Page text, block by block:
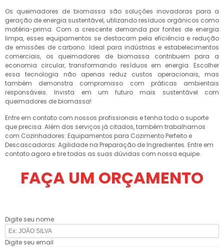
Os queimadores de biomassa são soluções inovadoras para a
geração de energia sustentável, utilizando resíduos orgânicos como
matéria-prima. Com a crescente demanda por fontes de energia
limpa, esses equipamentos se destacam pela eficiência e redução
de emissões de carbono. Ideal para indústrias e estabelecimentos
comerciais, os queimadores de biomassa contribuem para a
economia circular, transformando resíduos em energia. Escolher
essa tecnologia não apenas reduz custos operacionais, mas
também demonstra compromisso com práticas ambientais
responsáveis. Invista em um futuro mais sustentável com
queimadores de biomassa!
Entre em contato com nossos profissionais e tenha todo o suporte
que precisa. Além dos serviços já citados, também trabalhamos
com Cozinhadores: Equipamentos para Cozimento Perfeito e
Descascadoras: Agilidade na Preparação de Ingredientes. Entre em
contato agora e tire todas as suas dúvidas com nossa equipe.
FAÇA UM ORÇAMENTO
Digite seu nome
Digite seu email